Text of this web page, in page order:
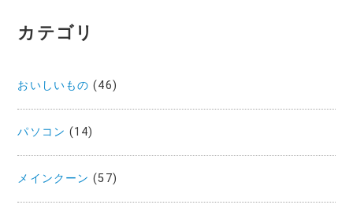
カテゴリ
おいしいもの (46)
パソコン (14)
メインクーン (57)